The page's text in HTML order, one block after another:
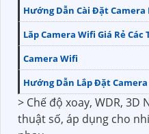
Hướng Dẫn Cài Đặt Camera
Lăp Camera Wifi Giá Rẻ
Camera Wifi
Hướng Dẫn Lắp Đặt
> Chế độ xoay, WDR, 3D
thuật số, áp dụng cho